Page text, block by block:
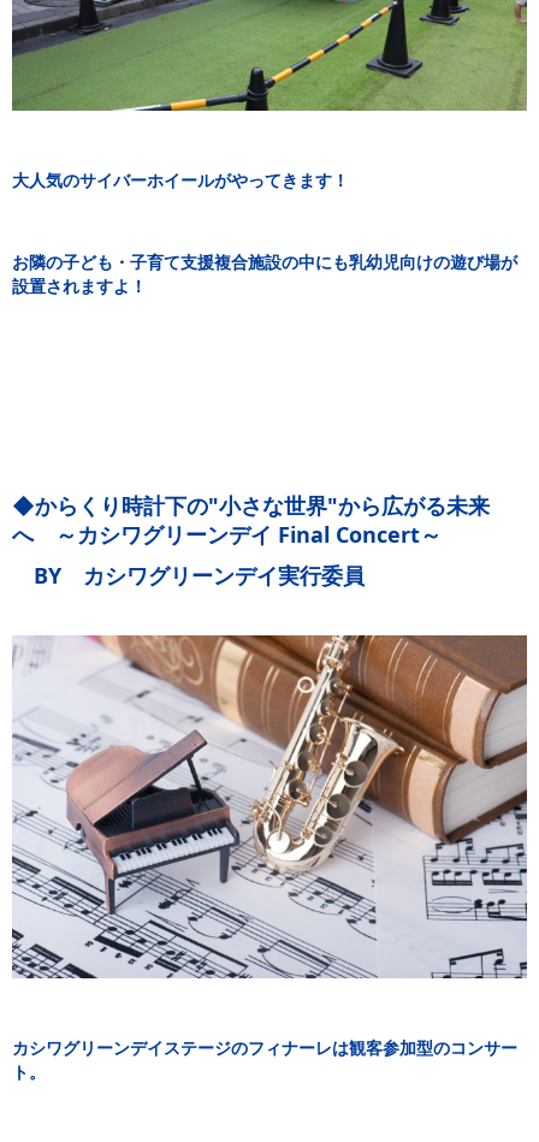
大人気のサイバーホイールがやってきます！
お隣の子ども・子育て支援複合施設の中にも乳幼児向けの遊び場が
設置されますよ！
◆からくり時計下の"小さな世界"から広がる未来
へ ～カシワグリーンデイ Final Concert～
BY カシワグリーンデイ実行委員
カシワグリーンデイステージのフィナーレは観客参加型のコンサー
ト。